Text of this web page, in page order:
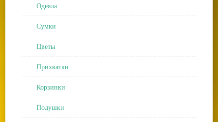
Одеяла
Сумки
Цветы
Прихватки
Корзинки
Подушки